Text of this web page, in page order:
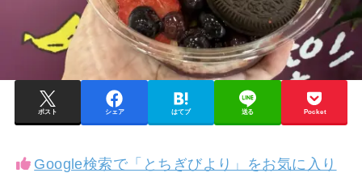
ポスト シェア はてブ 送る Pocket
Google検索で「とちぎびより」をお気に入り